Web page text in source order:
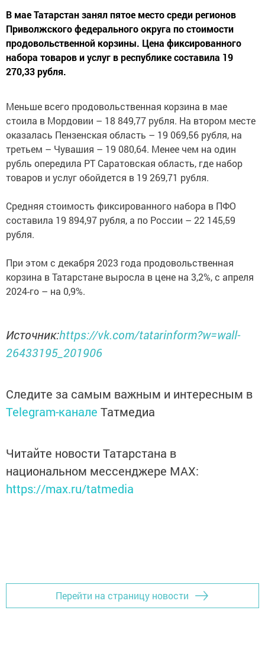
В мае Татарстан занял пятое место среди регионов
Приволжского федерального округа по стоимости
продовольственной корзины. Цена фиксированного
набора товаров и услуг в республике составила 19
270,33 рубля.
Меньше всего продовольственная корзина в мае
стоила в Мордовии – 18 849,77 рубля. На втором месте
оказалась Пензенская область – 19 069,56 рубля, на
третьем – Чувашия – 19 080,64. Менее чем на один
рубль опередила РТ Саратовская область, где набор
товаров и услуг обойдется в 19 269,71 рубля.
Средняя стоимость фиксированного набора в ПФО
составила 19 894,97 рубля, а по России – 22 145,59
рубля.
При этом с декабря 2023 года продовольственная
корзина в Татарстане выросла в цене на 3,2%, с апреля
2024-го – на 0,9%.
Источник:https://vk.com/tatarinform?w=wall-
26433195_201906
Следите за самым важным и интересным в
Telegram-канале Татмедиа
Читайте новости Татарстана в
национальном мессенджере MАХ:
https://max.ru/tatmedia
Перейти на страницу новости